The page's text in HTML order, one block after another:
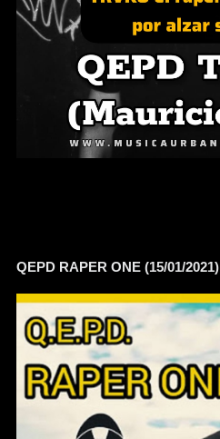
QEPD RAPER ONE (15/01/2021)